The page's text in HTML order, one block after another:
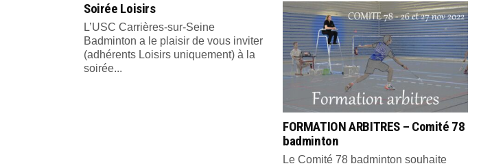
Soirée Loisirs
L’USC Carrières-sur-Seine
Badminton a le plaisir de vous inviter
(adhérents Loisirs uniquement) à la
soirée...
FORMATION ARBITRES – Comité 78
badminton
Le Comité 78 badminton souhaite